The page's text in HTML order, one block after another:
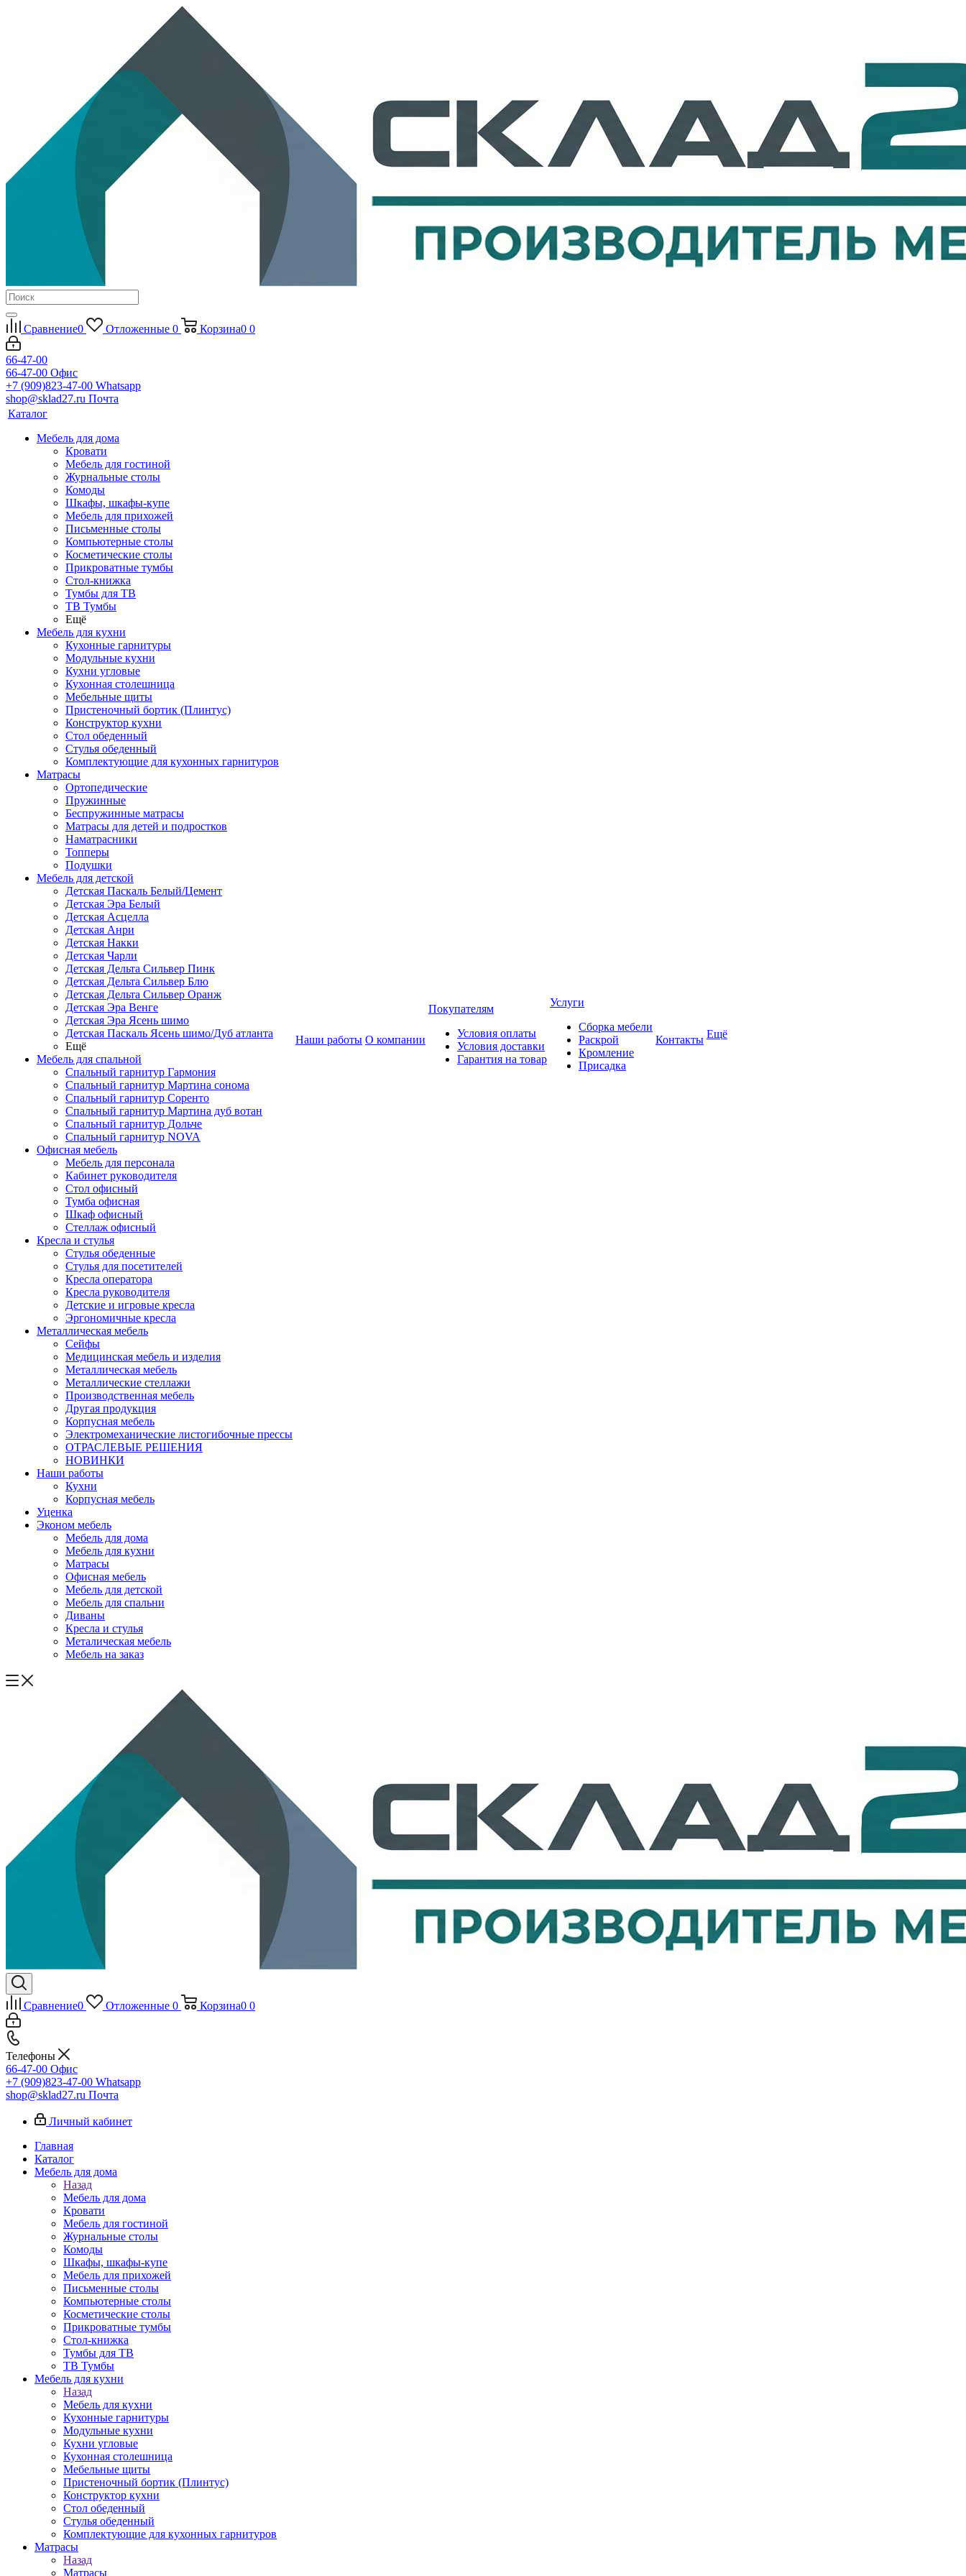
Сравнение0 Отложенные 0 Корзина0 0
66-47-00
66-47-00 Офис
+7 (909)823-47-00 Whatsapp
shop@sklad27.ru Почта
Каталог
Мебель для дома
Кровати
Мебель для гостиной
Журнальные столы
Комоды
Шкафы, шкафы-купе
Мебель для прихожей
Письменные столы
Компьютерные столы
Косметические столы
Прикроватные тумбы
Стол-книжка
Тумбы для ТВ
ТВ Тумбы
Ещё
Мебель для кухни
Кухонные гарнитуры
Модульные кухни
Кухни угловые
Кухонная столешница
Мебельные щиты
Пристеночный бортик (Плинтус)
Конструктор кухни
Стол обеденный
Стулья обеденный
Комплектующие для кухонных гарнитуров
Матраcы
Ортопедические
Пружинные
Беспружинные матрасы
Матрасы для детей и подростков
Наматрасники
Топперы
Подушки
Мебель для детской
Детская Паскаль Белый/Цемент
Детская Эра Белый
Детская Асцелла
Детская Анри
Детская Накки
Детская Чарли
Детская Дельта Сильвер Пинк
Детская Дельта Сильвер Блю
Детская Дельта Сильвер Оранж
Детская Эра Венге
Детская Эра Ясень шимо
Детская Паскаль Ясень шимо/Дуб атланта
Ещё
Мебель для спальной
Спальный гарнитур Гармония
Спальный гарнитур Мартина сонома
Спальный гарнитур Соренто
Спальный гарнитур Мартина дуб вотан
Спальный гарнитур Дольче
Спальный гарнитур NOVA
Офисная мебель
Мебель для персонала
Кабинет руководителя
Стол офисный
Тумба офисная
Шкаф офисный
Стеллаж офисный
Кресла и стулья
Стулья обеденные
Стулья для посетителей
Кресла оператора
Кресла руководителя
Детские и игровые кресла
Эргономичные кресла
Металлическая мебель
Сейфы
Медицинская мебель и изделия
Металлическая мебель
Металлические стеллажи
Производственная мебель
Другая продукция
Корпусная мебель
Электромеханические листогибочные прессы
ОТРАСЛЕВЫЕ РЕШЕНИЯ
НОВИНКИ
Наши работы
Кухни
Корпусная мебель
Уценка
Эконом мебель
Мебель для дома
Мебель для кухни
Матрасы
Офисная мебель
Мебель для детской
Мебель для спальни
Диваны
Кресла и стулья
Металическая мебель
Мебель на заказ
Наши работы О компании
Покупателям
Условия оплаты
Условия доставки
Гарантия на товар
Услуги
Сборка мебели
Раскрой
Кромление
Присадка
Контакты Ещё
Сравнение0 Отложенные 0 Корзина0 0
Телефоны
66-47-00 Офис
+7 (909)823-47-00 Whatsapp
shop@sklad27.ru Почта
Личный кабинет
Главная
Каталог
Мебель для дома
Назад
Мебель для дома
Кровати
Мебель для гостиной
Журнальные столы
Комоды
Шкафы, шкафы-купе
Мебель для прихожей
Письменные столы
Компьютерные столы
Косметические столы
Прикроватные тумбы
Стол-книжка
Тумбы для ТВ
ТВ Тумбы
Мебель для кухни
Назад
Мебель для кухни
Кухонные гарнитуры
Модульные кухни
Кухни угловые
Кухонная столешница
Мебельные щиты
Пристеночный бортик (Плинтус)
Конструктор кухни
Стол обеденный
Стулья обеденный
Комплектующие для кухонных гарнитуров
Матраcы
Назад
Матраcы